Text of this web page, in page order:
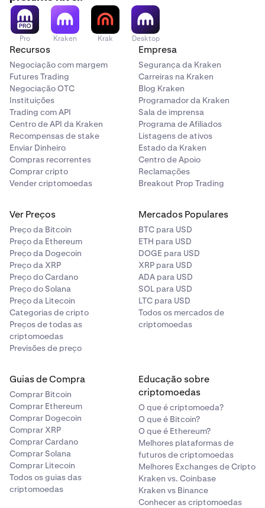
Pro Kraken Krak Desktop
Recursos
Negociação com margem
Futures Trading
Negociação OTC
Instituições
Trading com API
Centro de API da Kraken
Recompensas de stake
Enviar Dinheiro
Compras recorrentes
Comprar cripto
Vender criptomoedas
Empresa
Segurança da Kraken
Carreiras na Kraken
Blog Kraken
Programador da Kraken
Sala de imprensa
Programa de Afiliados
Listagens de ativos
Estado da Kraken
Centro de Apoio
Reclamações
Breakout Prop Trading
Ver Preços
Preço da Bitcoin
Preço da Ethereum
Preço da Dogecoin
Preço da XRP
Preço do Cardano
Preço do Solana
Preço da Litecoin
Categorias de cripto
Preços de todas as
criptomoedas
Previsões de preço
Mercados Populares
BTC para USD
ETH para USD
DOGE para USD
XRP para USD
ADA para USD
SOL para USD
LTC para USD
Todos os mercados de
criptomoedas
Guias de Compra
Comprar Bitcoin
Comprar Ethereum
Comprar Dogecoin
Comprar XRP
Comprar Cardano
Comprar Solana
Comprar Litecoin
Todos os guias das
criptomoedas
Educação sobre
criptomoedas
O que é criptomoeda?
O que é Bitcoin?
O que é Ethereum?
Melhores plataformas de
futuros de criptomoedas
Melhores Exchanges de Cripto
Kraken vs. Coinbase
Kraken vs Binance
Conhecer as criptomoedas